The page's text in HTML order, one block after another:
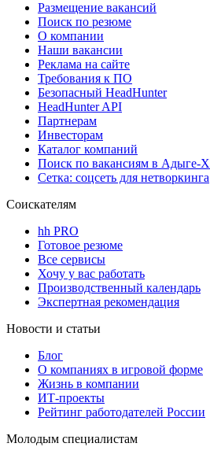
Размещение вакансий
Поиск по резюме
О компании
Наши вакансии
Реклама на сайте
Требования к ПО
Безопасный HeadHunter
HeadHunter API
Партнерам
Инвесторам
Каталог компаний
Поиск по вакансиям в Адыге-
Сетка: соцсеть для нетворкинга
Соискателям
hh PRO
Готовое резюме
Все сервисы
Хочу у вас работать
Производственный календарь
Экспертная рекомендация
Новости и статьи
Блог
О компаниях в игровой форме
Жизнь в компании
ИТ-проекты
Рейтинг работодателей России
Молодым специалистам